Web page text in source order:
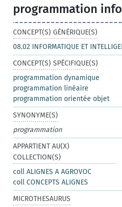
programmation
CONCEPT(S) GÉNÉRIQUE(S)
08.02 INFORMATIQUE ET
CONCEPT(S) SPÉCIFIQUE(S)
programmation dynamique
programmation linéaire
programmation orientée objet
SYNONYME(S)
programmation
APPARTIENT AU(X)
COLLECTION(S)
coll ALIGNES A AGROVOC
coll CONCEPTS ALIGNES
MICROTHESAURUS